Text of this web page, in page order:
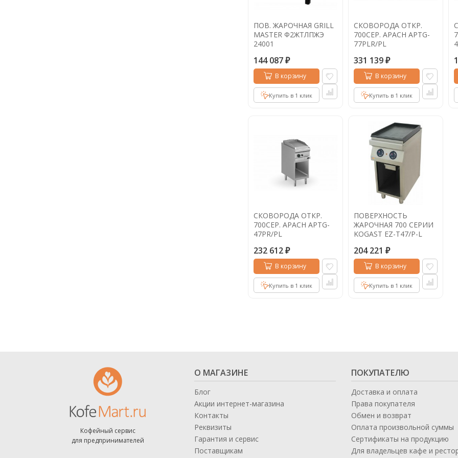
ПОВ. ЖАРОЧНАЯ GRILL
MASTER Ф2ЖТЛПЖЭ
24001
144 087 ₽
В корзину
Купить в 1 клик
СКОВОРОДА ОТКР.
700СЕР. APACH APTG-
77PLR/PL
331 139 ₽
В корзину
Купить в 1 клик
СКОВОРОДА ОТКР.
700СЕР. APACH APTG-
47PR/PL
232 612 ₽
В корзину
Купить в 1 клик
ПОВЕРХНОСТЬ
ЖАРОЧНАЯ 700 СЕРИИ
KOGAST EZ-T47/P-L
204 221 ₽
В корзину
Купить в 1 клик
Кофейный сервис
для предпринимателей
О МАГАЗИНЕ
Блог
Акции интернет-магазина
Контакты
Реквизиты
Гарантия и сервис
Поставщикам
ПОКУПАТЕЛЮ
Доставка и оплата
Права покупателя
Обмен и возврат
Оплата произвольной суммы
Сертификаты на продукцию
Для владельцев кафе и